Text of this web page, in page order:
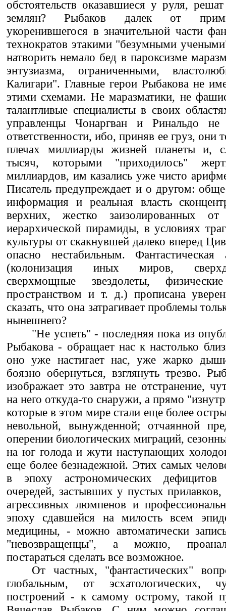
обстоятельств оказавшиеся у руля,
землян? Рыбаков далек от
укоренившегося в значительной части
технократов этакими "безумными
натворить немало бед в пароксизме
энтузиазма, ограниченными,
Калигари". Главные герои Рыбакова не
этими схемами. Не маразматики, не
талантливые специалисты в своих
управленцы Чонаргван и Ринальдо
ответственности, ибо, приняв ее груз, они
плечах миллиарды жизней планеты и,
тысяч, которыми "приходилось"
миллиардов, им казались уже чисто
Писатель предупреждает и о другом:
информация и реальная власть
верхних, жестко заизолированных
иерархической пирамиды, в условиях
культуры от скакнувшей далеко вперед
опасно нестабильным. Фантастическая
(колонизация иных миров,
сверхмощные звездолеты,
пространством и т. д.) прописана
сказать, что она затрагивает проблемы
нынешнего?
"Не успеть" - последняя пока из
Рыбакова - обращает нас к настолько
оно уже настигает нас, уже жарко
боязно обернуться, взглянуть трезво.
изображает это завтра не отстранение,
на него откуда-то снаружи, а прямо
которые в этом мире стали еще более
невольной, вынужденной; отчаянной
оперении биологических миграций,
на юг голода и жути наступающих
еще более безнадежной. Этих самых
в эпоху астрономических дефицитов
очередей, застывших у пустых прилавков,
агрессивных люмпенов и
эпоху сдавшейся на милость всем
медицины, - можно автоматически
"невозвращенцы", а можно,
постараться сделать все возможное.
От частных, "фантастических"
глобальным, от эсхатологических,
построений - к самому острому, такой